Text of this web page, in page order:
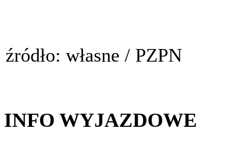
źródło: własne / PZPN
INFO WYJAZDOWE